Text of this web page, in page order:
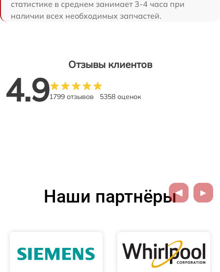
статистике в среднем занимает 3-4 часа при
наличии всех необходимых запчастей.
Отзывы клиентов
4.91799 отзывов 5358 оценок
Наши партнёры